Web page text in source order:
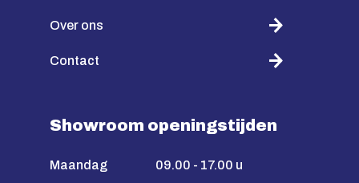
Over ons
Contact
Showroom openingstijden
Maandag
09.00 - 17.00 u